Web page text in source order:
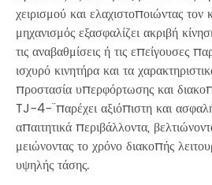
χειρισμού και ελαχιστοποιώντας τον
μηχανισμός εξασφαλίζει ακριβή
τις αναβαθμίσεις ή τις επείγουσες
ισχυρό κινητήρα και τα
προστασία υπερφόρτωσης και
TJ-4-¨ παρέχει αξιόπιστη και
απαιτητικά περιβάλλοντα,
μειώνοντας το χρόνο διακοπής
υψηλής τάσης.